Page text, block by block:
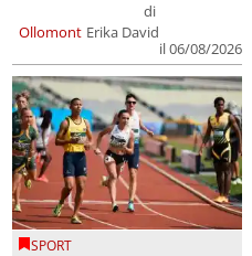
Ollomont
di
Erika David
il 06/08/2026
SPORT